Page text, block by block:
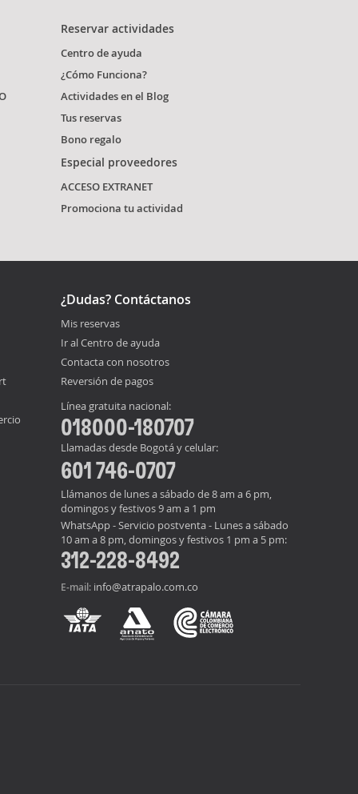
Reservar actividades
Centro de ayuda
¿Cómo Funciona?
Actividades en el Blog
Tus reservas
Bono regalo
Especial proveedores
ACCESO EXTRANET
Promociona tu actividad
¿Dudas? Contáctanos
Mis reservas
Ir al Centro de ayuda
Contacta con nosotros
Reversión de pagos
Línea gratuita nacional:
018000-180707
Llamadas desde Bogotá y celular:
601 746-0707
Llámanos de lunes a sábado de 8 am a 6 pm,
domingos y festivos 9 am a 1 pm
WhatsApp - Servicio postventa - Lunes a sábado
10 am a 8 pm, domingos y festivos 1 pm a 5 pm:
312-228-8492
E-mail: info@atrapalo.com.co